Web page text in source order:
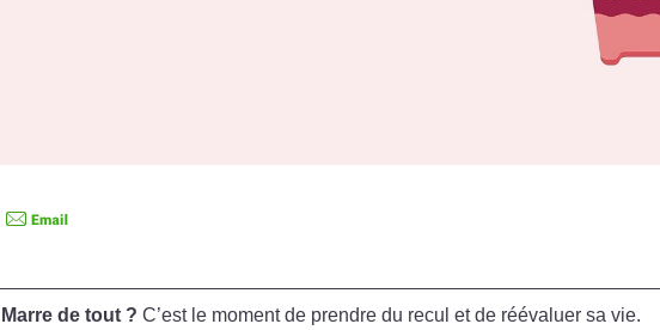
Marre de tout ? C’est le moment de prendre du recul et de réévaluer sa vie.